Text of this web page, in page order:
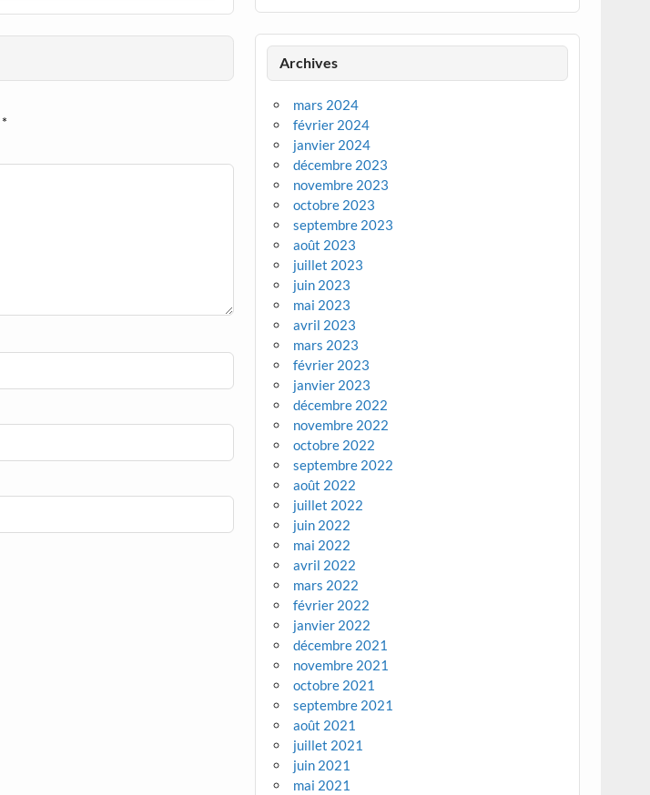
*
Archives
mars 2024
février 2024
janvier 2024
décembre 2023
novembre 2023
octobre 2023
septembre 2023
août 2023
juillet 2023
juin 2023
mai 2023
avril 2023
mars 2023
février 2023
janvier 2023
décembre 2022
novembre 2022
octobre 2022
septembre 2022
août 2022
juillet 2022
juin 2022
mai 2022
avril 2022
mars 2022
février 2022
janvier 2022
décembre 2021
novembre 2021
octobre 2021
septembre 2021
août 2021
juillet 2021
juin 2021
mai 2021